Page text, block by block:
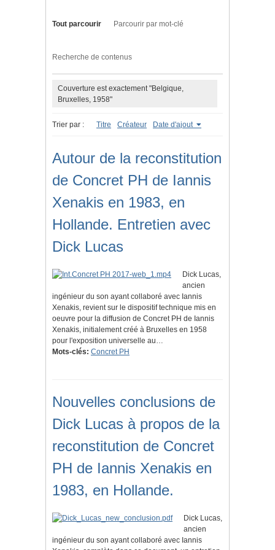
Tout parcourir Parcourir par mot-clé
Recherche de contenus
Couverture est exactement "Belgique,
Bruxelles, 1958"
Trier par : Titre Créateur Date d'ajout
Autour de la reconstitution
de Concret PH de Iannis
Xenakis en 1983, en
Hollande. Entretien avec
Dick Lucas
Dick Lucas,
ancien
ingénieur du son ayant collaboré avec Iannis
Xenakis, revient sur le dispositif technique mis en
oeuvre pour la diffusion de Concret PH de Iannis
Xenakis, initialement créé à Bruxelles en 1958
pour l'exposition universelle au…
Mots-clés: Concret PH
Nouvelles conclusions de
Dick Lucas à propos de la
reconstitution de Concret
PH de Iannis Xenakis en
1983, en Hollande.
Dick Lucas,
ancien
ingénieur du son ayant collaboré avec Iannis